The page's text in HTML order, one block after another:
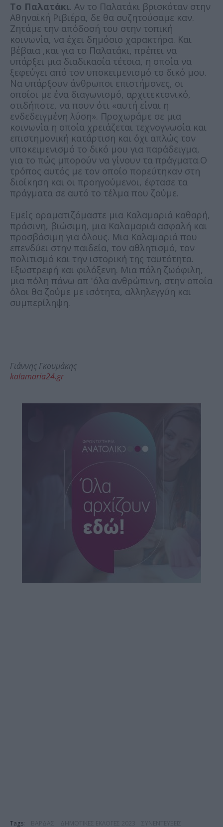
Το Παλατάκι. Αν το Παλατάκι βρισκόταν στην
Αθηναϊκή Ριβιέρα, δε θα συζητούσαμε καν.
Ζητάμε την απόδοσή του στην τοπική
κοινωνία, να έχει δημόσιο χαρακτήρα. Και
βέβαια ,και για το Παλατάκι, πρέπει να
υπάρξει μια διαδικασία τέτοια, η οποία να
ξεφεύγει από τον υποκειμενισμό το δικό μου.
Να υπάρξουν άνθρωποι επιστήμονες, οι
οποίοι με ένα διαγωνισμό, αρχιτεκτονικό,
οτιδήποτε, να πουν ότι «αυτή είναι η
ενδεδειγμένη λύση». Προχωράμε σε μια
κοινωνία η οποία χρειάζεται τεχνογνωσία και
επιστημονική κατάρτιση και όχι απλώς τον
υποκειμενισμό το δικό μου για παράδειγμα,
για το πώς μπορούν να γίνουν τα πράγματα.Ο
τρόπος αυτός με τον οποίο πορεύτηκαν στη
διοίκηση και οι προηγούμενοι, έφτασε τα
πράγματα σε αυτό το τέλμα που ζούμε.
Εμείς οραματιζόμαστε μια Καλαμαριά καθαρή,
πράσινη, βιώσιμη, μια Καλαμαριά ασφαλή και
προσβάσιμη για όλους. Μια Καλαμαριά που
επενδύει στην παιδεία, τον αθλητισμό, τον
πολιτισμό και την ιστορική της ταυτότητα.
Εξωστρεφή και φιλόξενη. Μια πόλη ζωόφιλη,
μια πόλη πάνω απ 'όλα ανθρώπινη, στην οποία
όλοι θα ζούμε με ισότητα, αλληλεγγύη και
συμπερίληψη.
Γιάννης Γκουμάκης
kalamaria24.gr
Tags: